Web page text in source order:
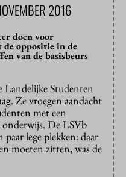
2016
doen voor
de oppositie in de
van de basisbeurs
Landelijke Studenten
Ze vroegen aandacht
met een
De LSVb
paar lege plekken: daar
moeten zitten, was de